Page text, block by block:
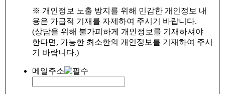
※ 개인정보 노출 방지를 위해 민감한 개인정보 내
용은 가급적 기재를 자제하여 주시기 바랍니다.
(상담을 위해 불가피하게 개인정보를 기재하셔야
한다면, 가능한 최소한의 개인정보를 기재하여 주시
기 바랍니다.)
메일주소